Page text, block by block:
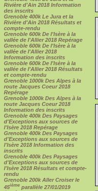
Rivière d'Ain 2018 Information
des inscrits
Grenoble 400k Le Jura et la
Rivière d'Ain 2018 Résultats et
compte-rendu
Grenoble 600k De l'Isère à la
vallée de l'Allier 2018 Repérage
Grenoble 600k De l'Isère à la
vallée de l'Allier 2018
Information des inscrits
Grenoble 600k De l'Isère à la
vallée de l'Allier 2018 Résultats
et compte-rendu
Grenoble 1000k Des Alpes à la
route Jacques Coeur 2018
Repérage
Grenoble 1000k Des Alpes à la
route Jacques Coeur 2018
Information des inscrits
Grenoble 400k Des Paysages
d'Exceptions aux sources de
l'Isère 2018 Repérage
Grenoble 400k Des Paysages
d'Exceptions aux sources de
l'Isère 2018 Information des
inscrits
Grenoble 400k Des Paysages
d'Exceptions aux sources de
l'Isère 2018 Résultats et compte-
rendu
Grenoble 200k Aller Croiser le
45ième parallèle 27/01/2019